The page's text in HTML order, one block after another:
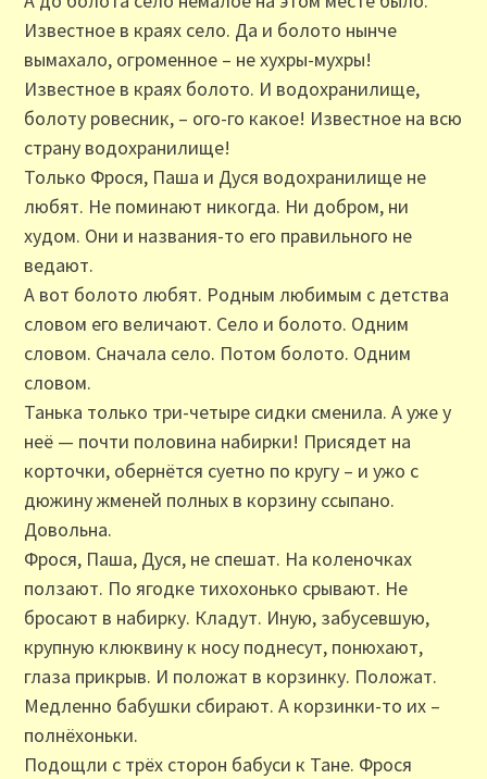
Известное в краях село. Да и болото нынче
вымахало, огроменное – не хухры-мухры!
Известное в краях болото. И водохранилище,
болоту ровесник, – ого-го какое! Известное на всю
страну водохранилище!
Только Фрося, Паша и Дуся водохранилище не
любят. Не поминают никогда. Ни добром, ни
худом. Они и названия-то его правильного не
ведают.
А вот болото любят. Родным любимым с детства
словом его величают. Село и болото. Одним
словом. Сначала село. Потом болото. Одним
словом.
Танька только три-четыре сидки сменила. А уже у
неё — почти половина набирки! Присядет на
корточки, обернётся суетно по кругу – и ужо с
дюжину жменей полных в корзину ссыпано.
Довольна.
Фрося, Паша, Дуся, не спешат. На коленочках
ползают. По ягодке тихохонько срывают. Не
бросают в набирку. Кладут. Иную, забусевшую,
крупную клюквину к носу поднесут, понюхают,
глаза прикрыв. И положат в корзинку. Положат.
Медленно бабушки сбирают. А корзинки-то их –
полнёхоньки.
Подощли с трёх сторон бабуси к Тане. Фрося